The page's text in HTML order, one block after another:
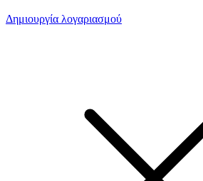
Δημιουργία λογαριασμού